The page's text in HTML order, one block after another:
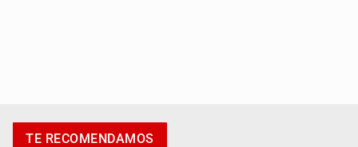
Detienen al exgobernador de Guerrero, Ángel Aguirre
TE RECOMENDAMOS